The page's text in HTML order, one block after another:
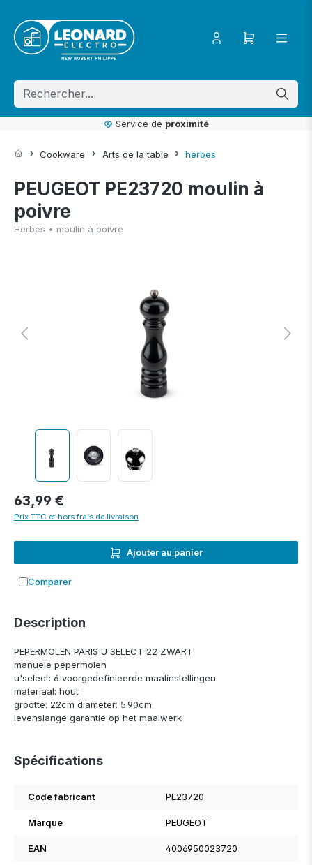
Service de proximité
Cookware Arts de la table herbes
PEUGEOT PE23720 moulin à
poivre
Herbes • moulin à poivre
63,99 €
Prix TTC et hors frais de livraison
Ajouter au panier
Comparer
Ajouter à la comparaison
Description
PEPERMOLEN PARIS U'SELECT 22 ZWART
manuele pepermolen
u'select: 6 voorgedefinieerde maalinstellingen
materiaal: hout
grootte: 22cm diameter: 5.90cm
levenslange garantie op het maalwerk
Spécifications
Code fabricant PE23720
Marque PEUGEOT
EAN 4006950023720